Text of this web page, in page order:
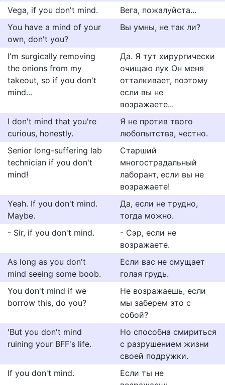
Vega, if you don't mind.
Вега, пожалуйста...
You have a mind of your
own, don't you?
Вы умны, не так ли?
I'm surgically removing
the onions from my
takeout, so if you don't
mind...
Да. Я тут хирургически
очищаю лук Он меня
отталкивает, поэтому
если вы не
возражаете...
I don't mind that you're
curious, honestly.
Я не против твого
любопытства, честно.
Senior long-suffering lab
technician if you don't
mind!
Старший
многострадальный
лаборант, если вы не
возражаете!
Yeah. If you don't mind.
Maybe.
Да, если не трудно,
тогда можно.
- Sir, if you don't mind.
- Сэр, если не
возражаете.
As long as you don't
mind seeing some boob.
Если вас не смущает
голая грудь.
You don't mind if we
borrow this, do you?
Не возражаешь, если
мы заберем это с
собой?
'But you don't mind
ruining your BFF's life.
Но способна смириться
с разрушением жизни
своей подружки.
If you don't mind.
Если ты не